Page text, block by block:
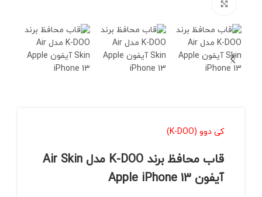
کی دوو (K-DOO)
قاب محافظ برند K-DOO مدل Air Skin
آیفون Apple iPhone 13